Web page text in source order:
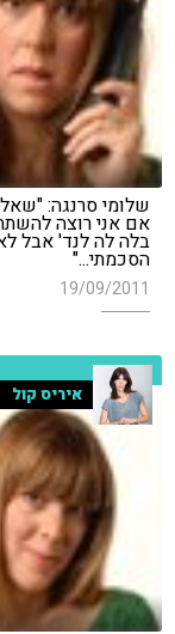
שלומי סרנגה:
אם אני רוצה
בלה לה לנד' אבל
הסכמתי..."
19/09/2011
איריס קול